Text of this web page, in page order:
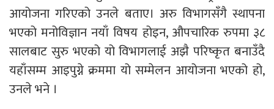
आयोजना गरिएको उनले बताए। अरु विभागसँगै स्थापना
भएको मनोविज्ञान नयाँ विषय होइन, औपचारिक रुपमा ३८
सालबाट सुरु भएको यो विभागलाई अझै परिष्कृत बनाउँदै
यहाँसम्म आइपुग्ने क्रममा यो सम्मेलन आयोजना भएको हो,
उनले भने ।